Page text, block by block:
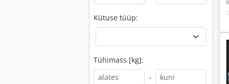
Kütuse tüüp:
Tühimass [kg]:
-